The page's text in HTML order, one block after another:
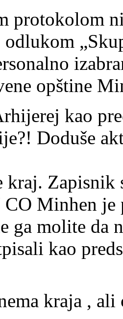
protokolom
odlukom
opštine
kao
Doduše
Zapisnik
CO Minhen
ga molite da
kao
kraja ,